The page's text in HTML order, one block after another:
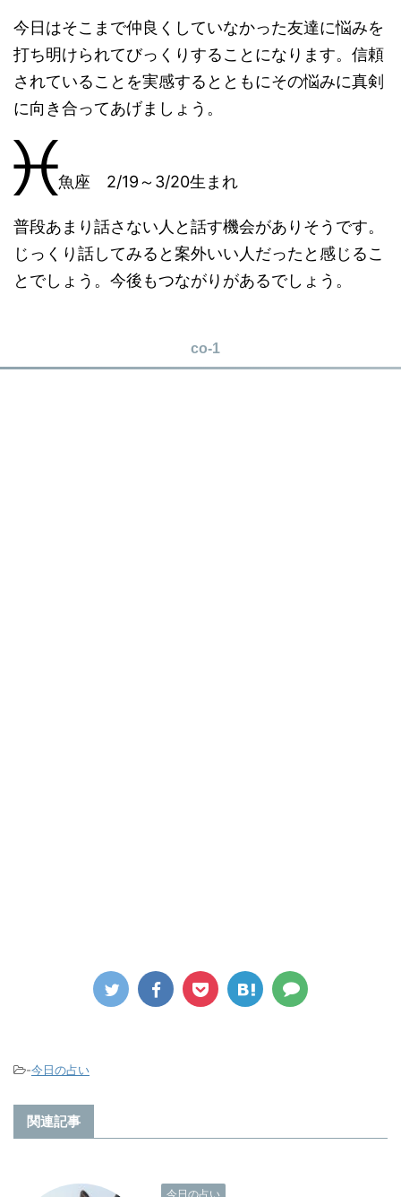
今日はそこまで仲良くしていなかった友達に悩みを
打ち明けられてびっくりすることになります。信頼
されていることを実感するとともにその悩みに真剣
に向き合ってあげましょう。
魚座 2/19～3/20生まれ
普段あまり話さない人と話す機会がありそうです。
じっくり話してみると案外いい人だったと感じるこ
とでしょう。今後もつながりがあるでしょう。
co-1
-今日の占い
関連記事
今日の占い